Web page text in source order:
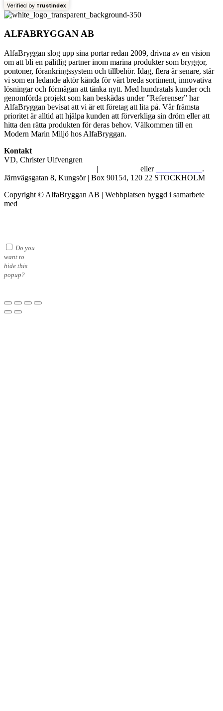
Verified by Trustindex
ALFABRYGGAN AB
AlfaBryggan slog upp sina portar redan 2009, drivna av en vision
om att bli en pålitlig partner inom marina produkter som bryggor,
pontoner, förankringssystem och tillbehör. Idag, flera år senare, står
vi som en ledande aktör kända för vårt breda sortiment, innovativa
lösningar och förmågan att tänka nytt. Med hundratals kunder och
genomförda projekt som kan beskådas under ”Referenser” har
AlfaBryggan bevisat att vi är ett företag att lita på. Vår främsta
prioritet är alltid att hjälpa kunden att förverkliga sin dröm eller att
hitta den rätta produkten för deras behov. Välkommen till en
Modern Marin Miljö hos AlfaBryggan.
Kontakt
VD, Christer Ulfvengren
| eller
.
Järnvägsgatan 8, Kungsör | Box 90154, 120 22 STOCKHOLM
Copyright © AlfaBryggan AB | Webbplatsen byggd i samarbete
med
Do you
want to
hide this
popup?